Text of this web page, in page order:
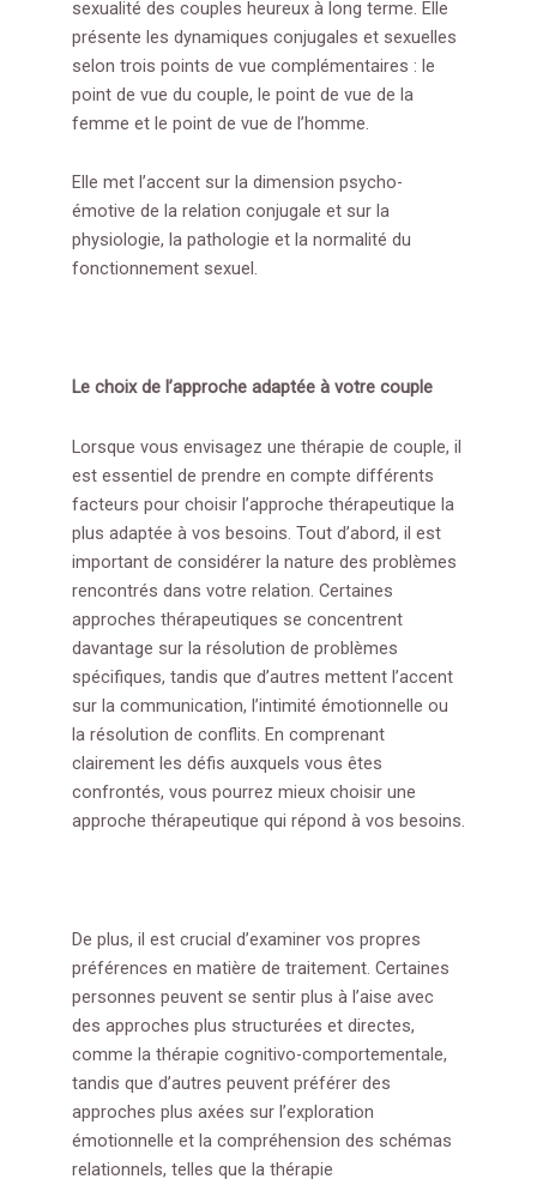
sexualité des couples heureux à long terme. Elle
présente les dynamiques conjugales et sexuelles
selon trois points de vue complémentaires : le
point de vue du couple, le point de vue de la
femme et le point de vue de l’homme.
Elle met l’accent sur la dimension psycho-
émotive de la relation conjugale et sur la
physiologie, la pathologie et la normalité du
fonctionnement sexuel.
Le choix de l’approche adaptée à votre couple
Lorsque vous envisagez une thérapie de couple, il
est essentiel de prendre en compte différents
facteurs pour choisir l’approche thérapeutique la
plus adaptée à vos besoins. Tout d’abord, il est
important de considérer la nature des problèmes
rencontrés dans votre relation. Certaines
approches thérapeutiques se concentrent
davantage sur la résolution de problèmes
spécifiques, tandis que d’autres mettent l’accent
sur la communication, l’intimité émotionnelle ou
la résolution de conflits. En comprenant
clairement les défis auxquels vous êtes
confrontés, vous pourrez mieux choisir une
approche thérapeutique qui répond à vos besoins.
De plus, il est crucial d’examiner vos propres
préférences en matière de traitement. Certaines
personnes peuvent se sentir plus à l’aise avec
des approches plus structurées et directes,
comme la thérapie cognitivo-comportementale,
tandis que d’autres peuvent préférer des
approches plus axées sur l’exploration
émotionnelle et la compréhension des schémas
relationnels, telles que la thérapie